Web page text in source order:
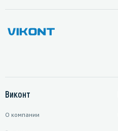
Виконт
О компании